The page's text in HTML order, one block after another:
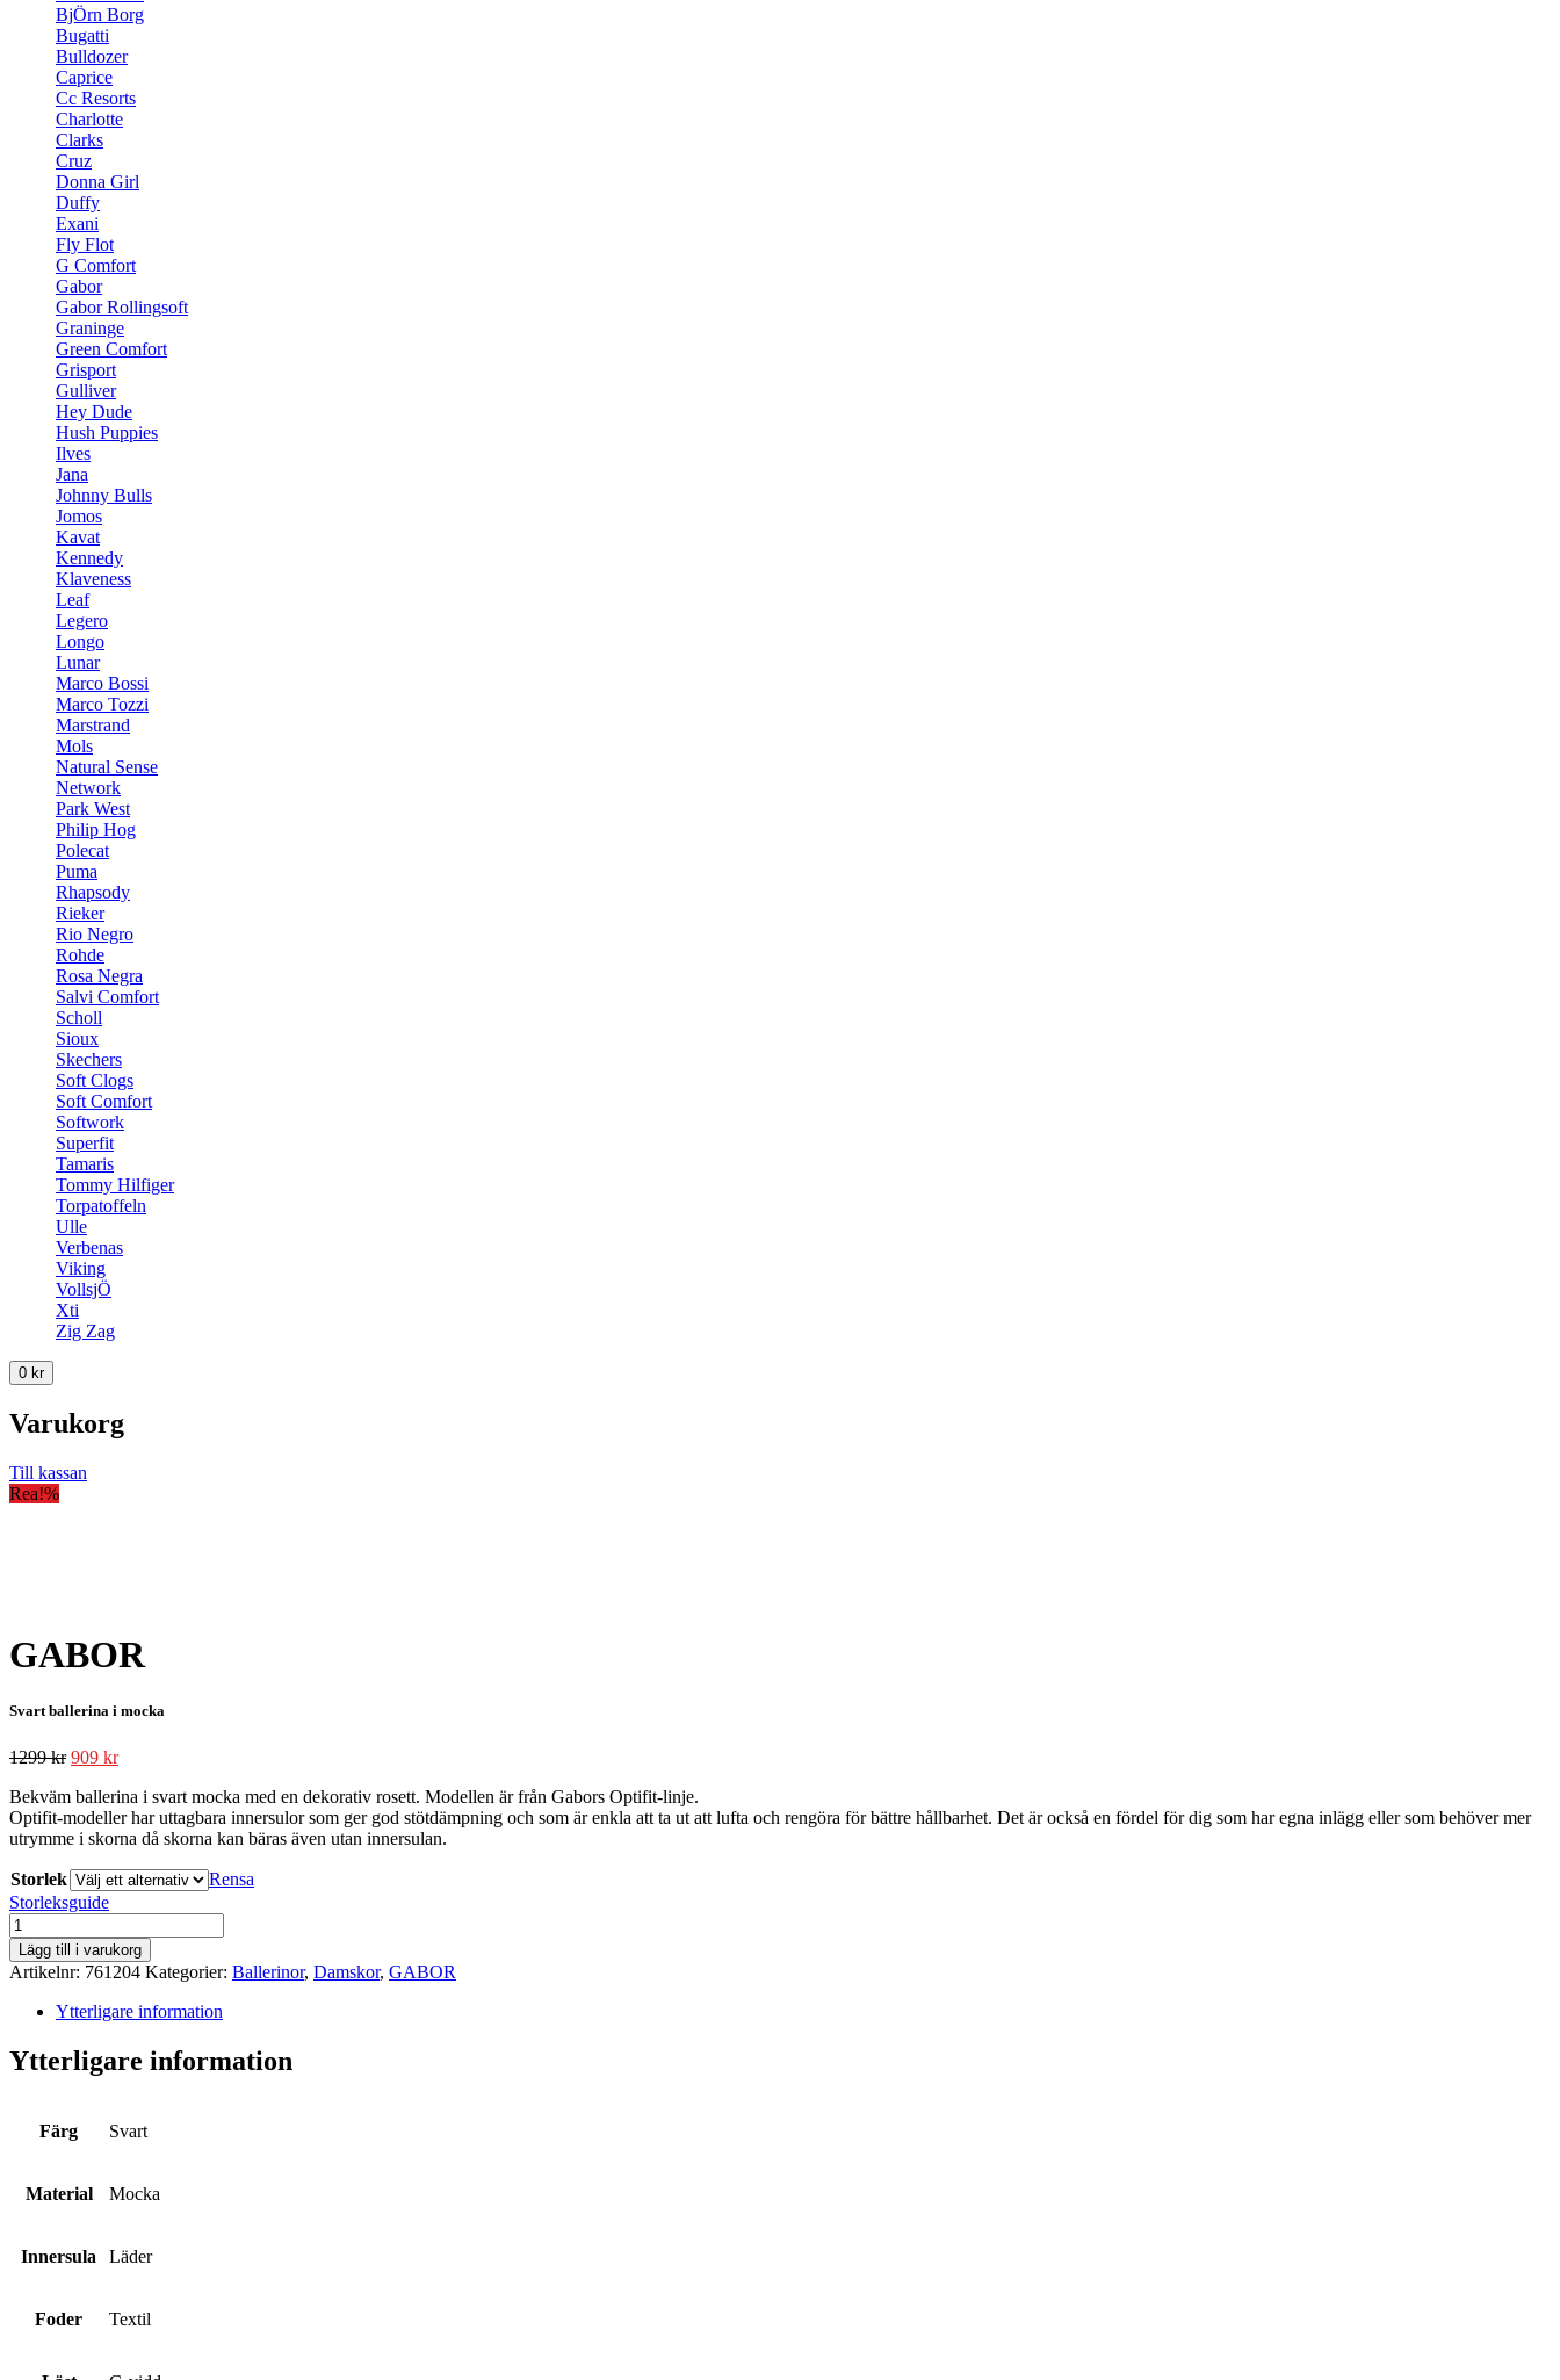
BjÖrn Borg
Bugatti
Bulldozer
Caprice
Cc Resorts
Charlotte
Clarks
Cruz
Donna Girl
Duffy
Exani
Fly Flot
G Comfort
Gabor
Gabor Rollingsoft
Graninge
Green Comfort
Grisport
Gulliver
Hey Dude
Hush Puppies
Ilves
Jana
Johnny Bulls
Jomos
Kavat
Kennedy
Klaveness
Leaf
Legero
Longo
Lunar
Marco Bossi
Marco Tozzi
Marstrand
Mols
Natural Sense
Network
Park West
Philip Hog
Polecat
Puma
Rhapsody
Rieker
Rio Negro
Rohde
Rosa Negra
Salvi Comfort
Scholl
Sioux
Skechers
Soft Clogs
Soft Comfort
Softwork
Superfit
Tamaris
Tommy Hilfiger
Torpatoffeln
Ulle
Verbenas
Viking
VollsjÖ
Xti
Zig Zag
0 kr
Varukorg
Till kassan
Rea!%
GABOR
Svart ballerina i mocka
1299kr 909 kr
Bekväm ballerina i svart mocka med en dekorativ rosett. Modellen är från Gabors Optifit-linje.
Optifit-modeller har uttagbara innersulor som ger god stötdämpning och som är enkla att ta ut att lufta och rengöra för bättre hållbarhet. Det är också en fördel för dig som har egna inlägg eller som behöver mer
utrymme i skorna då skorna kan bäras även utan innersulan.
Storlek
Rensa
Storleksguide
GABOR
mängd
Lägg till i varukorg
Artikelnr: 761204 Kategorier: Ballerinor, Damskor, GABOR
Ytterligare information
Ytterligare information
Färg Svart
Material Mocka
Innersula Läder
Foder Textil